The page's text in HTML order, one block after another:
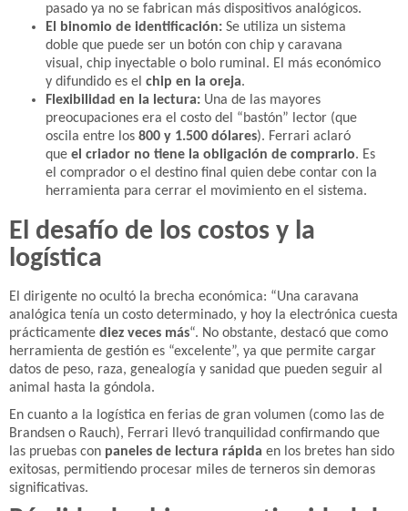
pasado ya no se fabrican más dispositivos analógicos.
El binomio de identificación: Se utiliza un sistema
doble que puede ser un botón con chip y caravana
visual, chip inyectable o bolo ruminal. El más económico
y difundido es el chip en la oreja.
Flexibilidad en la lectura: Una de las mayores
preocupaciones era el costo del “bastón” lector (que
oscila entre los 800 y 1.500 dólares). Ferrari aclaró
que el criador no tiene la obligación de comprarlo. Es
el comprador o el destino final quien debe contar con la
herramienta para cerrar el movimiento en el sistema.
El desafío de los costos y la
logística
El dirigente no ocultó la brecha económica: “Una caravana
analógica tenía un costo determinado, y hoy la electrónica cuesta
prácticamente diez veces más“. No obstante, destacó que como
herramienta de gestión es “excelente”, ya que permite cargar
datos de peso, raza, genealogía y sanidad que pueden seguir al
animal hasta la góndola.
En cuanto a la logística en ferias de gran volumen (como las de
Brandsen o Rauch), Ferrari llevó tranquilidad confirmando que
las pruebas con paneles de lectura rápida en los bretes han sido
exitosas, permitiendo procesar miles de terneros sin demoras
significativas.